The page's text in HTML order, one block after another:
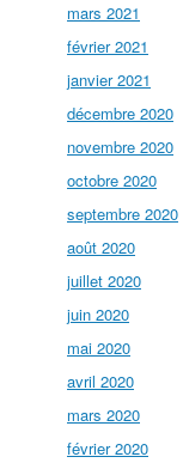
mars 2021
février 2021
janvier 2021
décembre 2020
novembre 2020
octobre 2020
septembre 2020
août 2020
juillet 2020
juin 2020
mai 2020
avril 2020
mars 2020
février 2020